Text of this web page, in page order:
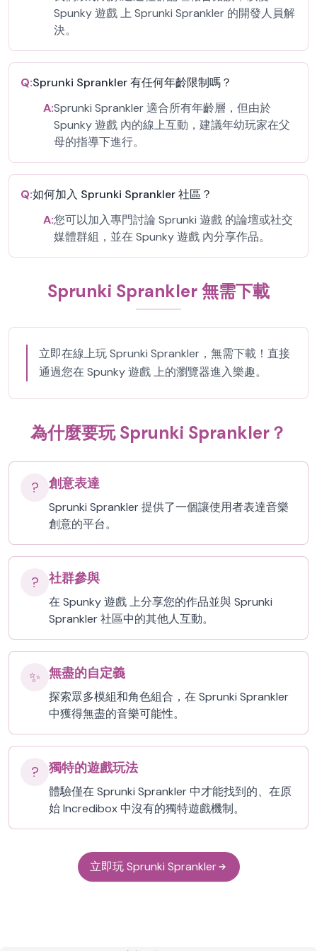
Spunky 遊戲 上 Sprunki Sprankler 的開發人員解
決。
Q:Sprunki Sprankler 有任何年齡限制嗎？
A:Sprunki Sprankler 適合所有年齡層，但由於
Spunky 遊戲 內的線上互動，建議年幼玩家在父
母的指導下進行。
Q:如何加入 Sprunki Sprankler 社區？
A:您可以加入專門討論 Sprunki 遊戲 的論壇或社交
媒體群組，並在 Spunky 遊戲 內分享作品。
Sprunki Sprankler 無需下載
立即在線上玩 Sprunki Sprankler，無需下載！直接
通過您在 Spunky 遊戲 上的瀏覽器進入樂趣。
為什麼要玩 Sprunki Sprankler？
? 創意表達
Sprunki Sprankler 提供了一個讓使用者表達音樂
創意的平台。
? 社群參與
在 Spunky 遊戲 上分享您的作品並與 Sprunki
Sprankler 社區中的其他人互動。
✨ 無盡的自定義
探索眾多模組和角色組合，在 Sprunki Sprankler
中獲得無盡的音樂可能性。
?️ 獨特的遊戲玩法
體驗僅在 Sprunki Sprankler 中才能找到的、在原
始 Incredibox 中沒有的獨特遊戲機制。
立即玩 Sprunki Sprankler